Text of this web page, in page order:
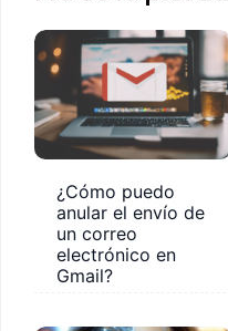
¿Cómo puedo
anular el envío de
un correo
electrónico en
Gmail?